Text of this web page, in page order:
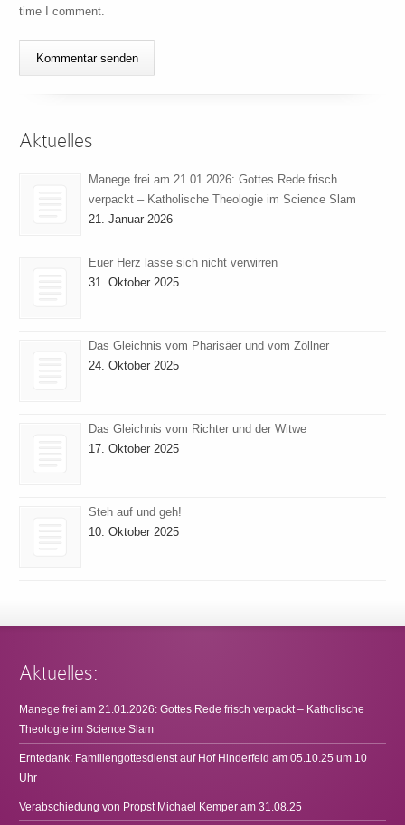
time I comment.
Aktuelles
Manege frei am 21.01.2026: Gottes Rede frisch
verpackt – Katholische Theologie im Science Slam
21. Januar 2026
Euer Herz lasse sich nicht verwirren
31. Oktober 2025
Das Gleichnis vom Pharisäer und vom Zöllner
24. Oktober 2025
Das Gleichnis vom Richter und der Witwe
17. Oktober 2025
Steh auf und geh!
10. Oktober 2025
Aktuelles:
Manege frei am 21.01.2026: Gottes Rede frisch verpackt – Katholische
Theologie im Science Slam
Erntedank: Familiengottesdienst auf Hof Hinderfeld am 05.10.25 um 10
Uhr
Verabschiedung von Propst Michael Kemper am 31.08.25